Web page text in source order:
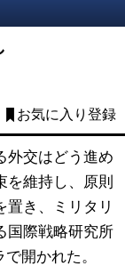
お気に入り登録
外交はどう進め
を維持し、原則
き、ミリタリ
国際戦略研究所
開かれた。